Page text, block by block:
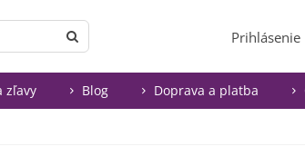
Prihlásenie
zľavy Blog Doprava a platba